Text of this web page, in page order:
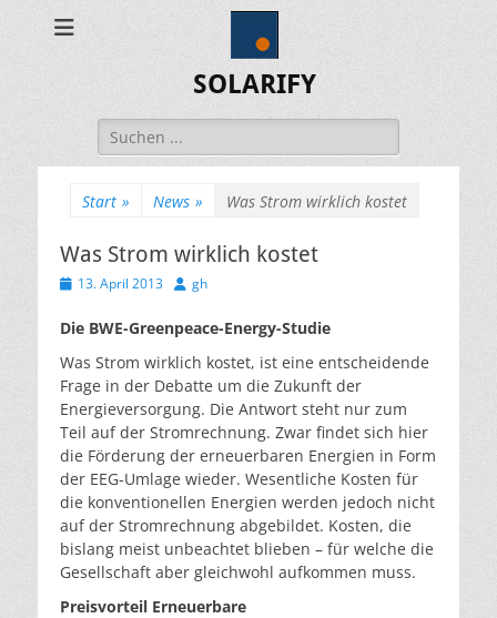
SOLARIFY
Suchen
nach:
Start » News » Was Strom wirklich kostet
Was Strom wirklich kostet
Veröffentlicht
13. April 2013 Autor
gh
Die BWE-Greenpeace-Energy-Studie
Was Strom wirklich kostet, ist eine entscheidende
Frage in der Debatte um die Zukunft der
Energieversorgung. Die Antwort steht nur zum
Teil auf der Stromrechnung. Zwar findet sich hier
die Förderung der erneuerbaren Energien in Form
der EEG-Umlage wieder. Wesentliche Kosten für
die konventionellen Energien werden jedoch nicht
auf der Stromrechnung abgebildet. Kosten, die
bislang meist unbeachtet blieben – für welche die
Gesellschaft aber gleichwohl aufkommen muss.
Preisvorteil Erneuerbare